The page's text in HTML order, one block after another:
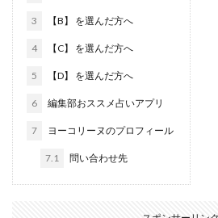
3 【B】 を選んだ方へ
4 【C】 を選んだ方へ
5 【D】 を選んだ方へ
6 編集部おススメ占いアプリ
7 ヨーコリーヌのプロフィール
7.1 問い合わせ先